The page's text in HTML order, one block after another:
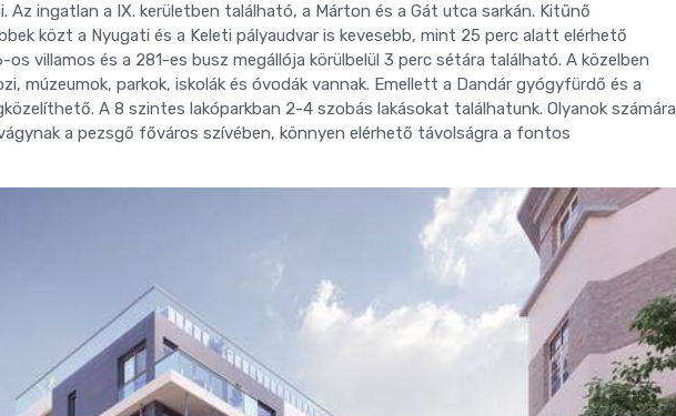
Az ingatlan a IX. kerületben található, a Márton és a Gát utca sarkán. Kitűnő
közt a Nyugati és a Keleti pályaudvar is kevesebb, mint 25 perc alatt elérhető
villamos és a 281-es busz megállója körülbelül 3 perc sétára található. A közelben
múzeumok, parkok, iskolák és óvodák vannak. Emellett a Dandár gyógyfürdő és a
A 8 szintes lakóparkban 2-4 szobás lakásokat találhatunk. Olyanok számára
a pezsgő főváros szívében, könnyen elérhető távolságra a fontos